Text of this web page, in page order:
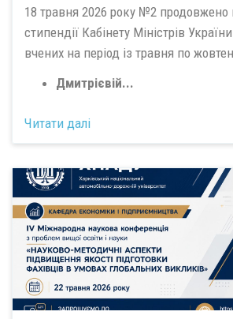
18 травня 2026 року №2 продовжено
стипендії Кабінету Міністрів
вчених на період із травня по
Дмитрієвій...
Читати далі